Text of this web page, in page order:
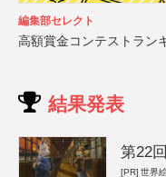
編集部セレクト
高額賞金コンテストラン
結果発表
第22
[PR] 世界